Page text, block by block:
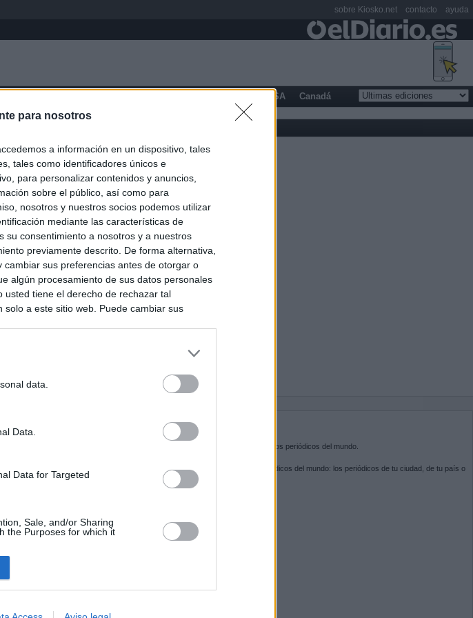
para nosotros
a información en un dispositivo, tales
tales como identificadores únicos e
para personalizar contenidos y anuncios,
sobre el público, así como para
nosotros y nuestros socios podemos utilizar
mediante las características de
su consentimiento a nosotros y a nuestros
previamente descrito. De forma alternativa,
sus preferencias antes de otorgar o
algún procesamiento de sus datos personales
tiene el derecho de rechazar tal
a este sitio web. Puede cambiar sus
data.
Data.
Data for Targeted
Sale, and/or Sharing
the Purposes for which it
USA Canadá
por los nuevos
controles a viajeros
en Canarias tendrán
SOBRE KIOSKO.NET
es la puerta de entrada a los periódicos del mundo.
Navega por las portadas de los periódicos del mundo: los periódicos de tu ciudad, de tu país o
del otro extremo del mundo.
sobre Kiosko.net contacto ayuda